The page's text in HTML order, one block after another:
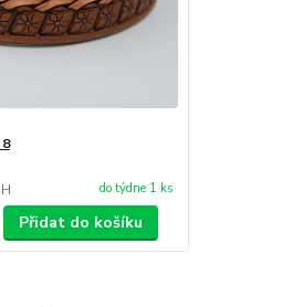
do týdne 1 ks
Přidat do košíku